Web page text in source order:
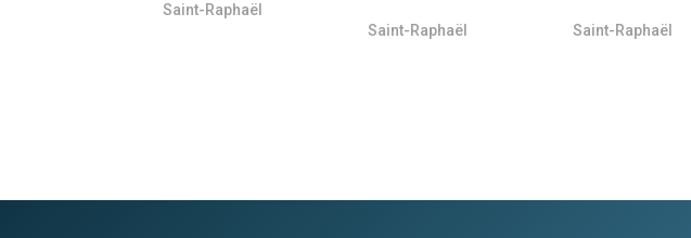
Saint-Raphaël
Saint-Raphaël Saint-Raphaël